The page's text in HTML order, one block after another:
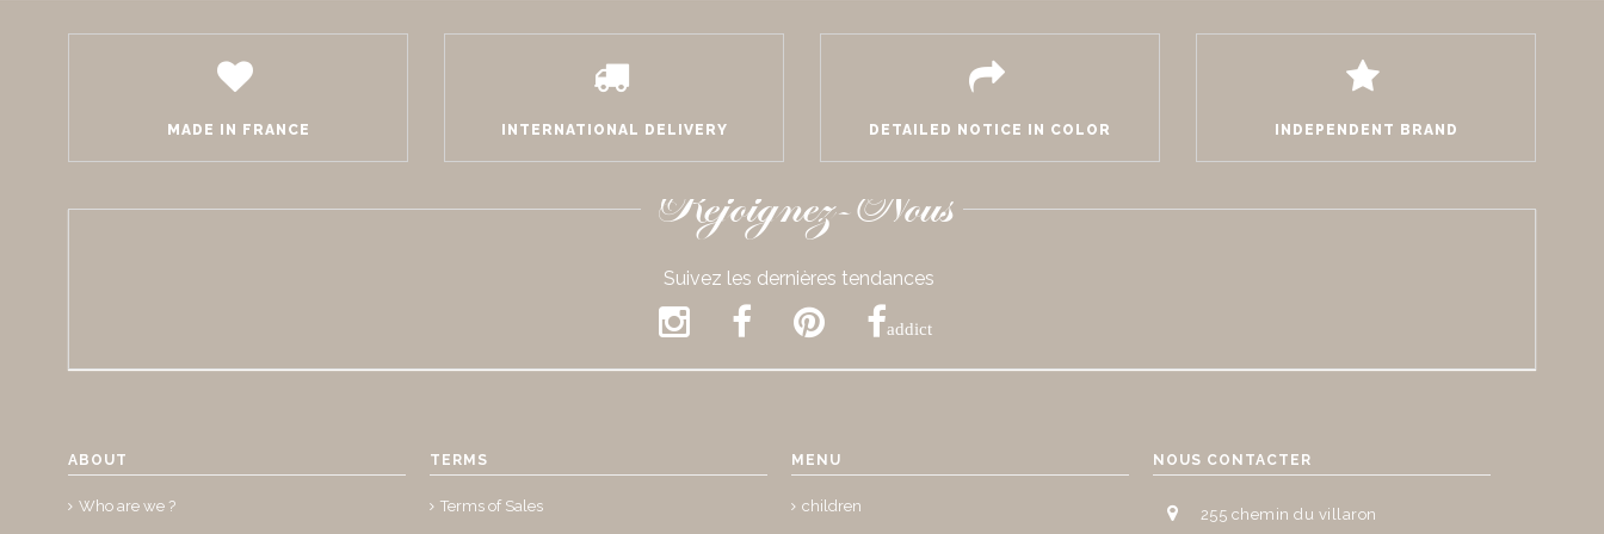
MADE IN FRANCE INTERNATIONAL DELIVERY DETAILED NOTICE IN COLOR INDEPENDENT BRAND
Rejoignez-Nous
Suivez les dernières tendances
addict
ABOUT
Who are we ?
TERMS
Terms of Sales
MENU
children
NOUS CONTACTER
255 chemin du villaron